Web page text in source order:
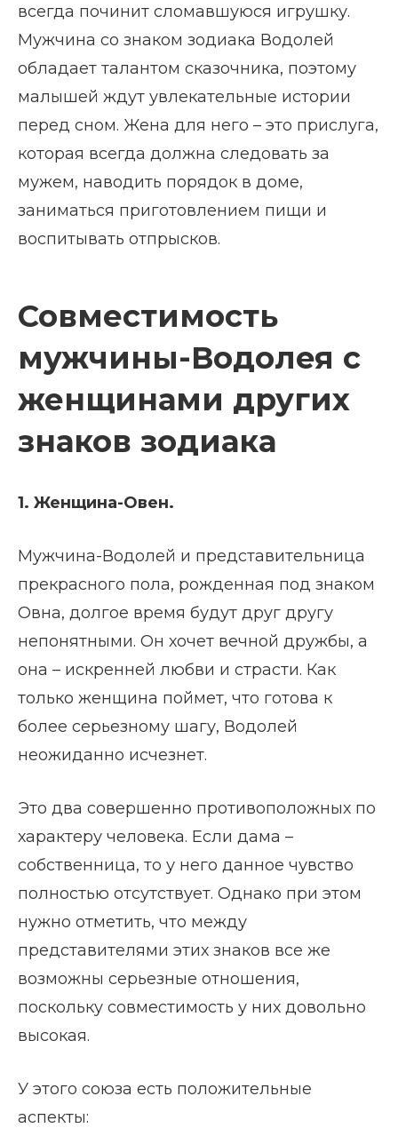
всегда починит сломавшуюся игрушку.
Мужчина со знаком зодиака Водолей
обладает талантом сказочника, поэтому
малышей ждут увлекательные истории
перед сном. Жена для него – это прислуга,
которая всегда должна следовать за
мужем, наводить порядок в доме,
заниматься приготовлением пищи и
воспитывать отпрысков.
Совместимость
мужчины-Водолея с
женщинами других
знаков зодиака
1. Женщина-Овен.
Мужчина-Водолей и представительница
прекрасного пола, рожденная под знаком
Овна, долгое время будут друг другу
непонятными. Он хочет вечной дружбы, а
она – искренней любви и страсти. Как
только женщина поймет, что готова к
более серьезному шагу, Водолей
неожиданно исчезнет.
Это два совершенно противоположных по
характеру человека. Если дама –
собственница, то у него данное чувство
полностью отсутствует. Однако при этом
нужно отметить, что между
представителями этих знаков все же
возможны серьезные отношения,
поскольку совместимость у них довольно
высокая.
У этого союза есть положительные
аспекты: